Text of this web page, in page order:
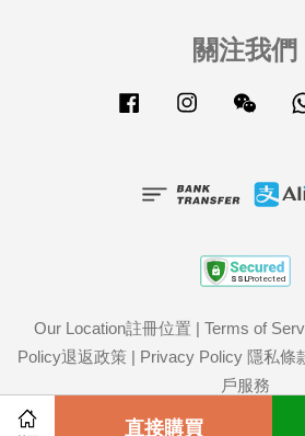
直接購買
關注我們
Facebook Instagram
Our Location註冊位置 | Terms of
Policy退返政策 | Privacy Policy 隱私條
戶服務
Share on Facebook